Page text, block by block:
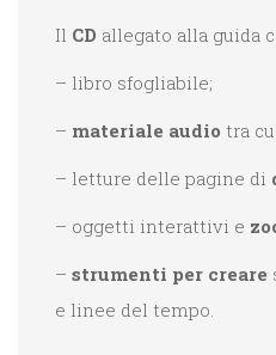
Il CD allegato alla guida
– libro sfogliabile;
– materiale audio tra
– letture delle pagine di
– oggetti interattivi e
– strumenti per creare
e linee del tempo.